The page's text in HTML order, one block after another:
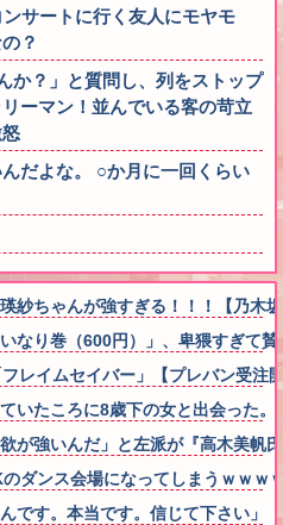
サートに行く友人にモヤモ
？
か？」と質問し、列をストップ
ーマン！並んでいる客の苛立
だよな。 ○か月に一回くらい
紗ちゃんが強すぎる！！！【乃木
なり巻（600円）」、卑猥すぎて
レイムセイバー」【プレバン受注
ていたころに8歳下の女と出会っ
欲が強いんだ」と左派が『高木美
ダンス会場になってしまうｗｗｗ
です。本当です。信じて下さい